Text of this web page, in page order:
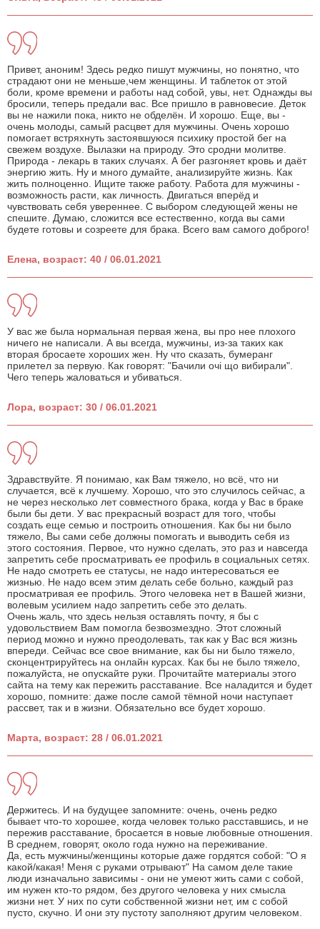
Привет, аноним! Здесь редко пишут мужчины, но понятно, что
страдают они не меньше,чем женщины. И таблеток от этой
боли, кроме времени и работы над собой, увы, нет. Однажды вы
бросили, теперь предали вас. Все пришло в равновесие. Деток
вы не нажили пока, никто не обделён. И хорошо. Еще, вы -
очень молоды, самый расцвет для мужчины. Очень хорошо
помогает встряхнуть застоявшуюся психику простой бег на
свежем воздухе. Вылазки на природу. Это сродни молитве.
Природа - лекарь в таких случаях. А бег разгоняет кровь и даёт
энергию жить. Ну и много думайте, анализируйте жизнь. Как
жить полноценно. Ищите также работу. Работа для мужчины -
возможность расти, как личность. Двигаться вперёд и
чувствовать себя увереннее. С выбором следующей жены не
спешите. Думаю, сложится все естественно, когда вы сами
будете готовы и созреете для брака. Всего вам самого доброго!
Елена, возраст: 40 / 06.01.2021
У вас же была нормальная первая жена, вы про нее плохого
ничего не написали. А вы всегда, мужчины, из-за таких как
вторая бросаете хороших жен. Ну что сказать, бумеранг
прилетел за первую. Как говорят: "Бачили очi що вибирали".
Чего теперь жаловаться и убиваться.
Лора, возраст: 30 / 06.01.2021
Здравствуйте. Я понимаю, как Вам тяжело, но всё, что ни
случается, всё к лучшему. Хорошо, что это случилось сейчас, а
не через несколько лет совместного брака, когда у Вас в браке
были бы дети. У вас прекрасный возраст для того, чтобы
создать еще семью и построить отношения. Как бы ни было
тяжело, Вы сами себе должны помогать и выводить себя из
этого состояния. Первое, что нужно сделать, это раз и навсегда
запретить себе просматривать ее профиль в социальных сетях.
Не надо смотреть ее статусы, не надо интересоваться ее
жизнью. Не надо всем этим делать себе больно, каждый раз
просматривая ее профиль. Этого человека нет в Вашей жизни,
волевым усилием надо запретить себе это делать.
Очень жаль, что здесь нельзя оставлять почту, я бы с
удовольствием Вам помогла безвозмездно. Этот сложный
период можно и нужно преодолевать, так как у Вас вся жизнь
впереди. Сейчас все свое внимание, как бы ни было тяжело,
сконцентрируйтесь на онлайн курсах. Как бы не было тяжело,
пожалуйста, не опускайте руки. Прочитайте материалы этого
сайта на тему как пережить расставание. Все наладится и будет
хорошо, помните: даже после самой тёмной ночи наступает
рассвет, так и в жизни. Обязательно все будет хорошо.
Марта, возраст: 28 / 06.01.2021
Держитесь. И на будущее запомните: очень, очень редко
бывает что-то хорошее, когда человек только расставшись, и не
пережив расставание, бросается в новые любовные отношения.
В среднем, говорят, около года нужно на переживание.
Да, есть мужчины/женщины которые даже гордятся собой: "О я
какой/какая! Меня с руками отрывают" На самом деле такие
люди изначально зависимы - они не умеют жить сами с собой,
им нужен кто-то рядом, без другого человека у них смысла
жизни нет. У них по сути собственной жизни нет, им с собой
пусто, скучно. И они эту пустоту заполняют другим человеком.